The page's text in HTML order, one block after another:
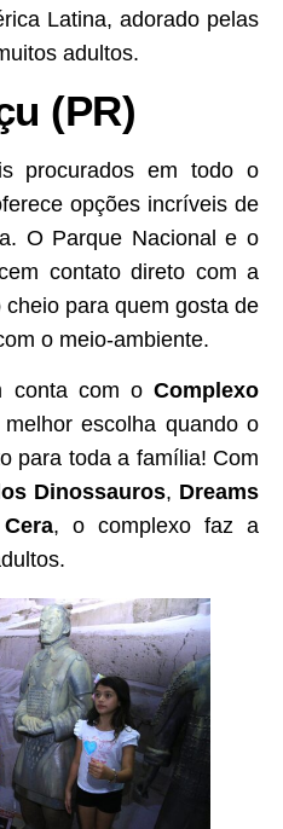
Latina, adorado pelas
adultos.
(PR)
procurados em todo o
opções incríveis de
O Parque Nacional e o
contato direto com a
para quem gosta de
o meio-ambiente.
conta com o Complexo
escolha quando o
para toda a família! Com
Dinossauros, Dreams
, o complexo faz a